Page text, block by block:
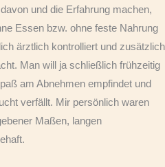
und die Erfahrung machen,
Essen bzw. ohne feste Nahrung
ärztlich kontrolliert und zusätzlich
Man will ja schließlich frühzeitig
am Abnehmen empfindet und
verfällt. Mir persönlich waren
Maßen, langen